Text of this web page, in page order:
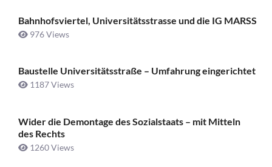
Bahnhofsviertel, Universitätsstrasse und die IG MARSS
976 Views
Baustelle Universitätsstraße ­– Umfahrung eingerichtet
1187 Views
Wider die Demontage des Sozialstaats – mit Mitteln
des Rechts
1260 Views